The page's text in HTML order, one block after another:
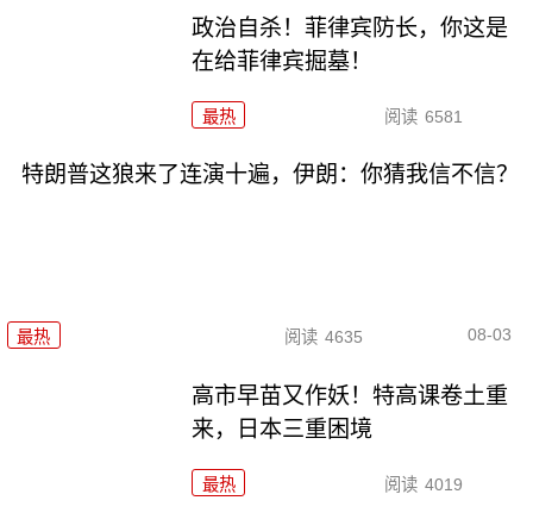
政治自杀！菲律宾防长，你这是
在给菲律宾掘墓！
最热 阅读 6581
特朗普这狼来了连演十遍，伊朗：你猜我信不信？
最热 阅读 4635 08-03
高市早苗又作妖！特高课卷土重
来，日本三重困境
最热 阅读 4019